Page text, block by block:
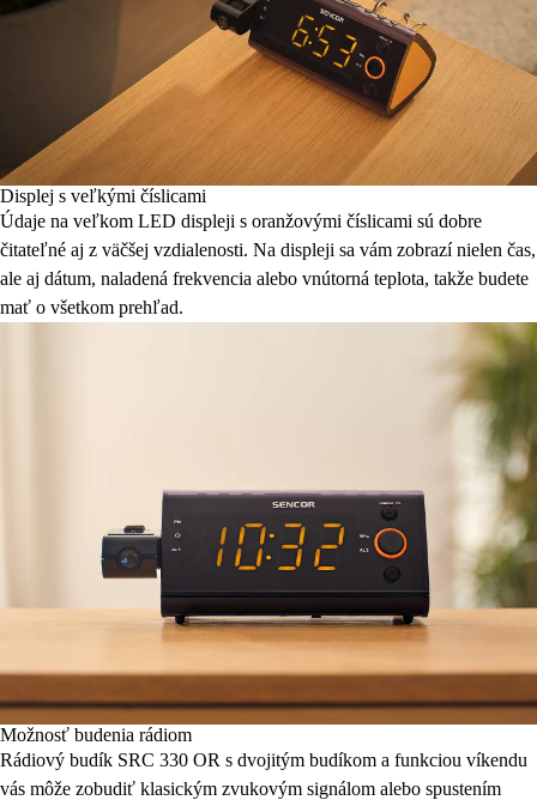
Displej s veľkými číslicami
Údaje na veľkom LED displeji s oranžovými číslicami sú dobre
čitateľné aj z väčšej vzdialenosti. Na displeji sa vám zobrazí nielen čas,
ale aj dátum, naladená frekvencia alebo vnútorná teplota, takže budete
mať o všetkom prehľad.
Možnosť budenia rádiom
Rádiový budík SRC 330 OR s dvojitým budíkom a funkciou víkendu
vás môže zobudiť klasickým zvukovým signálom alebo spustením